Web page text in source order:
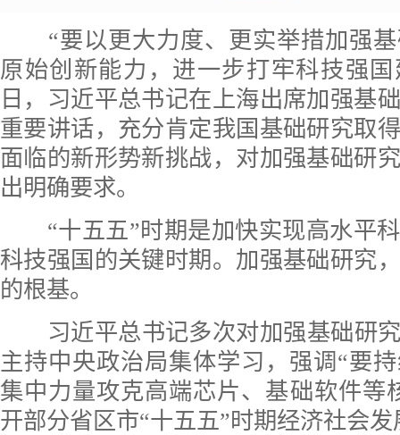
“要以更大力度、更实举措加强基
原始创新能力，进一步打牢科技强国
日，习近平总书记在上海出席加强基
重要讲话，充分肯定我国基础研究取
面临的新形势新挑战，对加强基础研
出明确要求。
“十五五”时期是加快实现高水平科
科技强国的关键时期。加强基础研究
的根基。
习近平总书记多次对加强基础研
主持中央政治局集体学习，强调“要
集中力量攻克高端芯片、基础软件等
开部分省区市“十五五”时期经济社会